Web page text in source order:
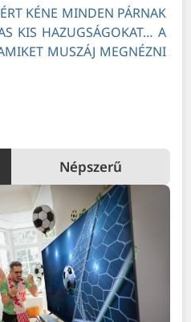
KÉNE MINDEN PÁRNAK
KIS HAZUGSÁGOKAT… A
MUSZÁJ MEGNÉZNI
Népszerű